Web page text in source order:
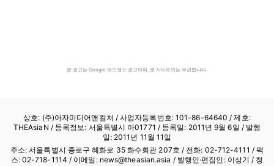
본 광고는 Google 애드센스 광고이며, 본 사이트와는 무관합니다.
상호: (주)아자미디어앤컬처 /사업자등록번호: 101-86-64640 / 제호:
THEAsiaN / 등록정보: 서울특별시 아01771 / 등록일: 2011년 9월 6일 / 발행
일: 2011년 11월 11일
주소: 서울특별시 종로구 혜화로 35 화수회관 207호 / 전화: 02-712-4111 / 팩
스: 02-718-1114 / 이메일: news@theasian.asia / 발행인·편집인: 이상기 / 청